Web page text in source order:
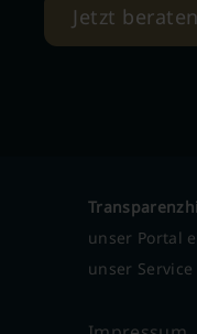
Jetzt
unser Portal
unser